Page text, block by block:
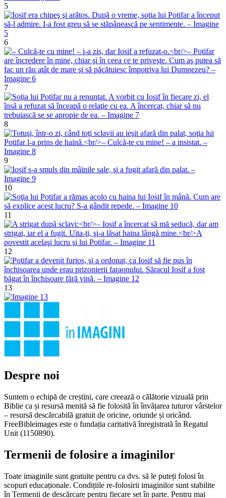
5
6
7
8
9
10
11
12
13
Despre noi
Suntem o echipă de creștini, care creează o călătorie vizuală prin
Biblie ca și resursă menită să fie folosită în învățarea tuturor vârstelor
– resursă descărcabilă gratuit de oricine, oriunde și oricând.
FreeBibleimages este o fundația caritativă înregistrată în Regatul
Unit (1150890).
Termenii de folosire a imaginilor
Toate imaginile sunt gratuite pentru ca dvs. să le puteți folosi în
scopuri educaționale. Condițiile re-folosirii imaginilor sunt stabilite
în Termenii de descărcare pentru fiecare set în parte. Pentru mai